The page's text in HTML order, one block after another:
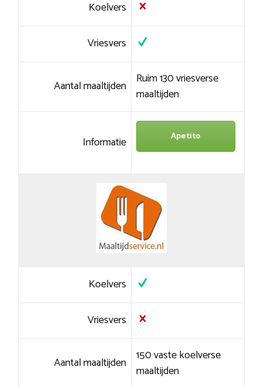
Koelvers
Vriesvers
Aantal maaltijden Ruim 130 vriesverse
maaltijden
Informatie Apetito
Koelvers
Vriesvers
Aantal maaltijden 150 vaste koelverse
maaltijden